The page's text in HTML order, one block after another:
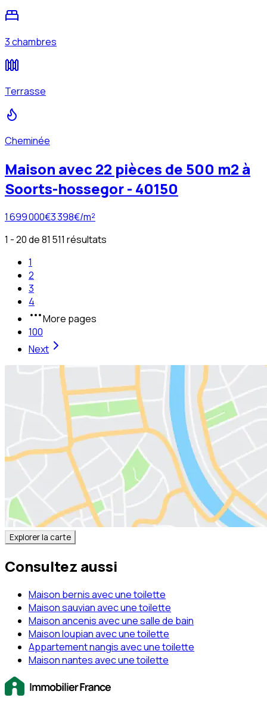
3 chambres
Terrasse
Cheminée
Maison avec 22 pièces de 500 m2 à
Soorts-hossegor - 40150
1 699 000€3 398€/m²
1 - 20 de 81 511 résultats
1
2
3
4
More pages
100
Next
Explorer la carte
Consultez aussi
Maison bernis avec une toilette
Maison sauvian avec une toilette
Maison ancenis avec une salle de bain
Maison loupian avec une toilette
Appartement nangis avec une toilette
Maison nantes avec une toilette